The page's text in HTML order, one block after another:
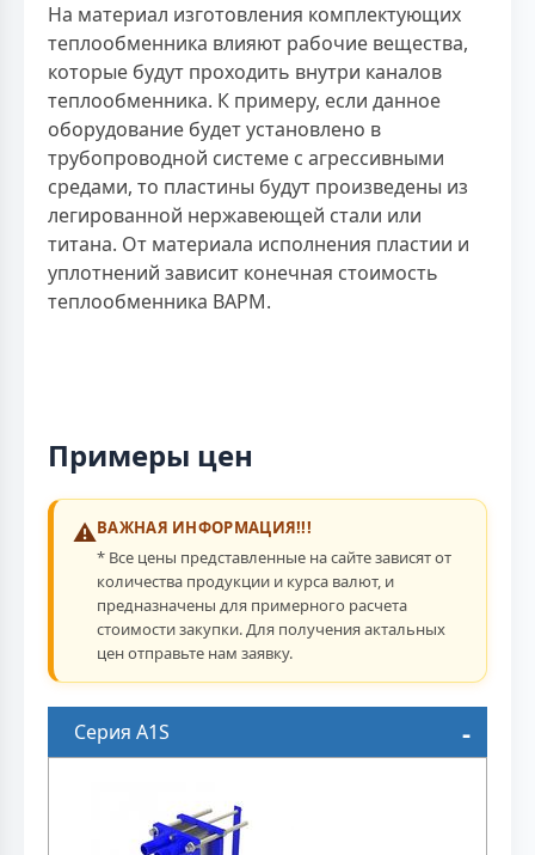
На материал изготовления комплектующих
теплообменника влияют рабочие вещества,
которые будут проходить внутри каналов
теплообменника. К примеру, если данное
оборудование будет установлено в
трубопроводной системе с агрессивными
средами, то пластины будут произведены из
легированной нержавеющей стали или
титана. От материала исполнения пластии и
уплотнений зависит конечная стоимость
теплообменника ВАРМ.
Примеры цен
⚠️ВАЖНАЯ ИНФОРМАЦИЯ!!!
* Все цены представленные на сайте зависят от
количества продукции и курса валют, и
предназначены для примерного расчета
стоимости закупки. Для получения актальных
цен отправьте нам заявку.
Серия A1S